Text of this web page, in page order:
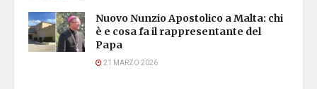
Nuovo Nunzio Apostolico a Malta: chi
è e cosa fa il rappresentante del
Papa
21 MARZO 2026